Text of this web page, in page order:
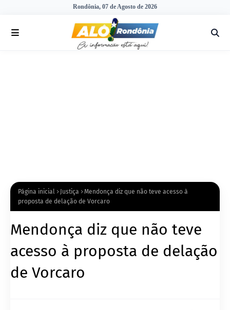
Rondônia, 07 de Agosto de 2026
Página inicial Justiça
Mendonça diz que não teve acesso à
proposta de delação de Vorcaro
Mendonça diz que não teve
acesso à proposta de delação
de Vorcaro